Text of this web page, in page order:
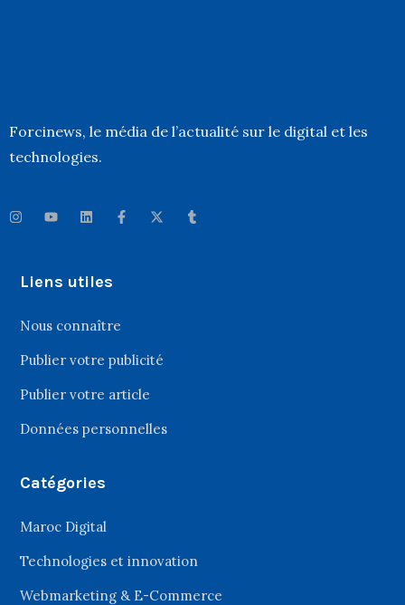
Forcinews, le média de l’actualité sur le digital et les
technologies.
Liens utiles
Nous connaître
Publier votre publicité
Publier votre article
Données personnelles
Catégories
Maroc Digital
Technologies et innovation
Webmarketing & E-Commerce